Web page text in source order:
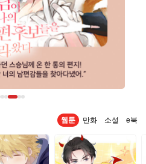
웹툰 만화 소설 e북